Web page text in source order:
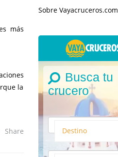
más
la
Share
Sobre Vayacruceros.com
Busca tu
crucero
Destino